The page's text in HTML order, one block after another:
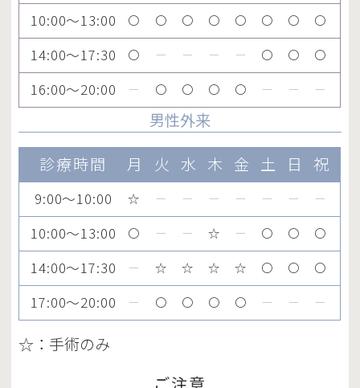
10:00～13:00 〇 〇 〇 〇 〇 〇 〇 〇
14:00～17:30 〇 ー ー ー ー 〇 〇 〇
16:00～20:00 ー 〇 〇 〇 〇 ー ー ー
男性外来
診療時間
月 火 水 木 金 土 日 祝
9:00～10:00 ☆ ー ー ー ー ー ー ー
10:00～13:00 〇 ー ー ☆ ー 〇 〇 〇
14:00～17:30 ー ☆ ☆ ☆ ☆ 〇 〇 〇
17:00～20:00 ー 〇 〇 〇 〇 ー ー ー
☆：手術のみ
ご注意